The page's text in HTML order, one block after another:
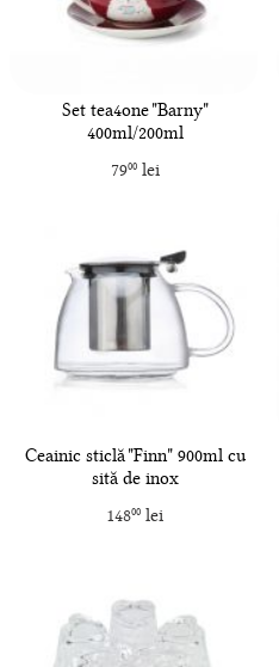
Set tea4one "Barny"
400ml/200ml
7900lei
Ceainic sticlă "Finn" 900ml cu
sită de inox
14800 lei